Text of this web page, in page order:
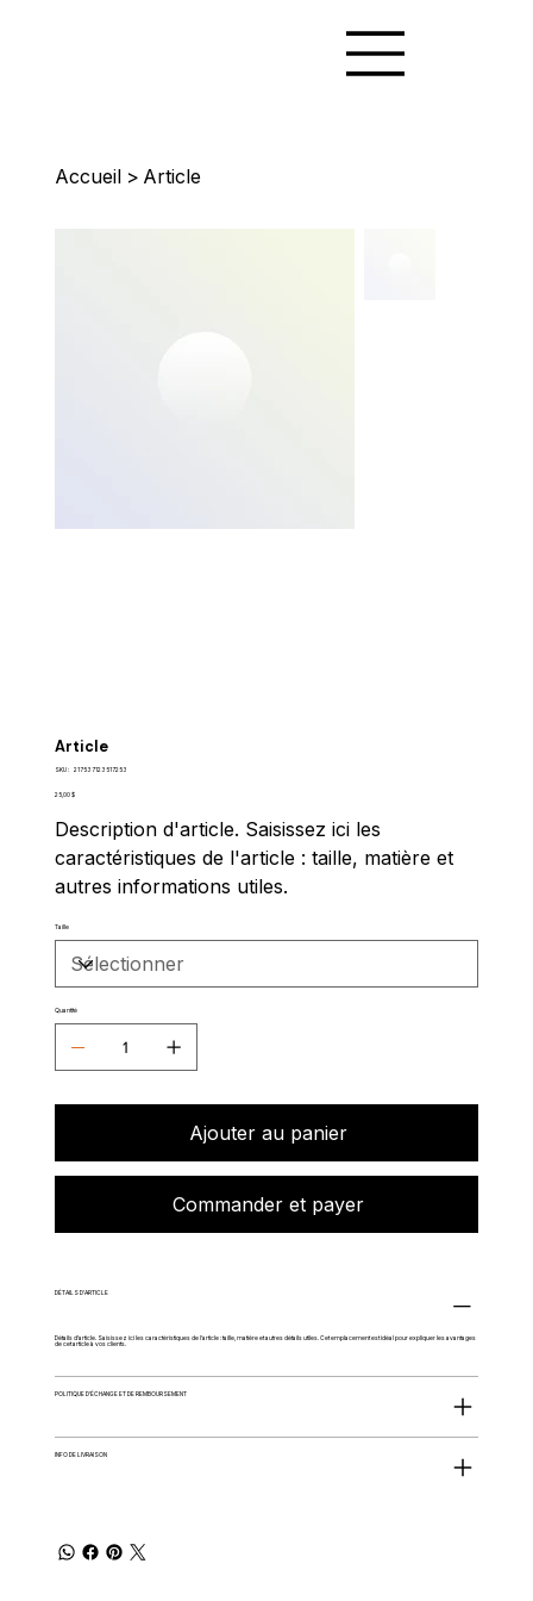
Accueil > Article
Article
SKU :
SKU
217537123517253
Prix
25,00 $
Description d'article. Saisissez ici les
caractéristiques de l'article : taille, matière et
autres informations utiles.
Taille
Quantité
Ajouter au panier
Commander et payer
DÉTAILS D'ARTICLE
Détails d'article. Saisissez ici les caractéristiques de l'article : taille, matière et autres détails utiles. Cet emplacement est idéal pour expliquer les avantages
de cet article à vos clients.
POLITIQUE D'ÉCHANGE ET DE REMBOURSEMENT
INFO DE LIVRAISON